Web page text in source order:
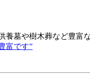
墓や樹木葬など豊富
富です”